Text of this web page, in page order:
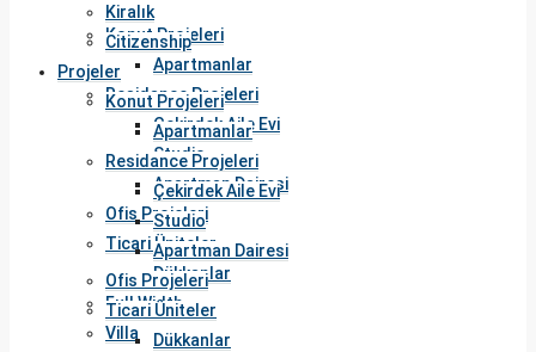
Konut Projeleri
Apartmanlar
Residance Projeleri
Çekirdek Aile Evi
Studio
Apartman Dairesi
Ofis Projeleri
Ticari Üniteler
Dükkanlar
Full Width
Villa
Kiralık
Citizenship
Projeler
Konut Projeleri
Apartmanlar
Residance Projeleri
Çekirdek Aile Evi
Studio
Apartman Dairesi
Ofis Projeleri
Ticari Üniteler
Dükkanlar